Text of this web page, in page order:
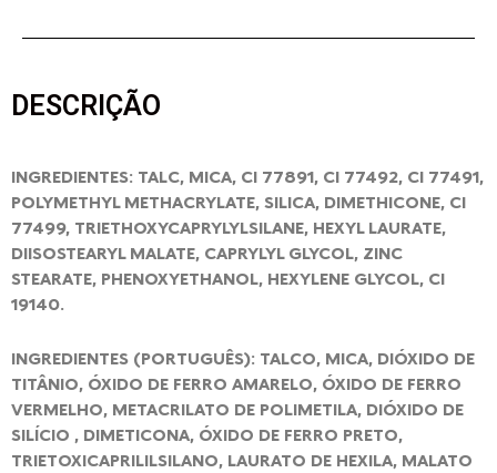
DESCRIÇÃO
INGREDIENTES: TALC, MICA, CI 77891, CI 77492, CI 77491,
POLYMETHYL METHACRYLATE, SILICA, DIMETHICONE, CI
77499, TRIETHOXYCAPRYLYLSILANE, HEXYL LAURATE,
DIISOSTEARYL MALATE, CAPRYLYL GLYCOL, ZINC
STEARATE, PHENOXYETHANOL, HEXYLENE GLYCOL, CI
19140.
INGREDIENTES (PORTUGUÊS): TALCO, MICA, DIÓXIDO DE
TITÂNIO, ÓXIDO DE FERRO AMARELO, ÓXIDO DE FERRO
VERMELHO, METACRILATO DE POLIMETILA, DIÓXIDO DE
SILÍCIO , DIMETICONA, ÓXIDO DE FERRO PRETO,
TRIETOXICAPRILILSILANO, LAURATO DE HEXILA, MALATO